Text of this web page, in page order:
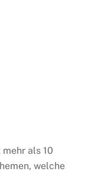
als 10
welche